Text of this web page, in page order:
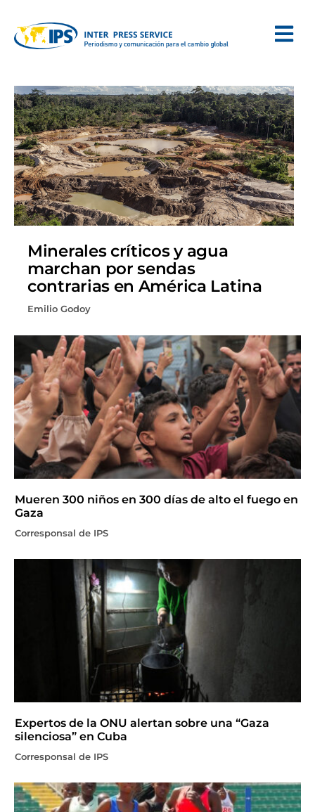
Minerales críticos y agua
marchan por sendas
contrarias en América Latina
Emilio Godoy
Mueren 300 niños en 300 días de alto el fuego en
Gaza
Corresponsal de IPS
Expertos de la ONU alertan sobre una “Gaza
silenciosa” en Cuba
Corresponsal de IPS